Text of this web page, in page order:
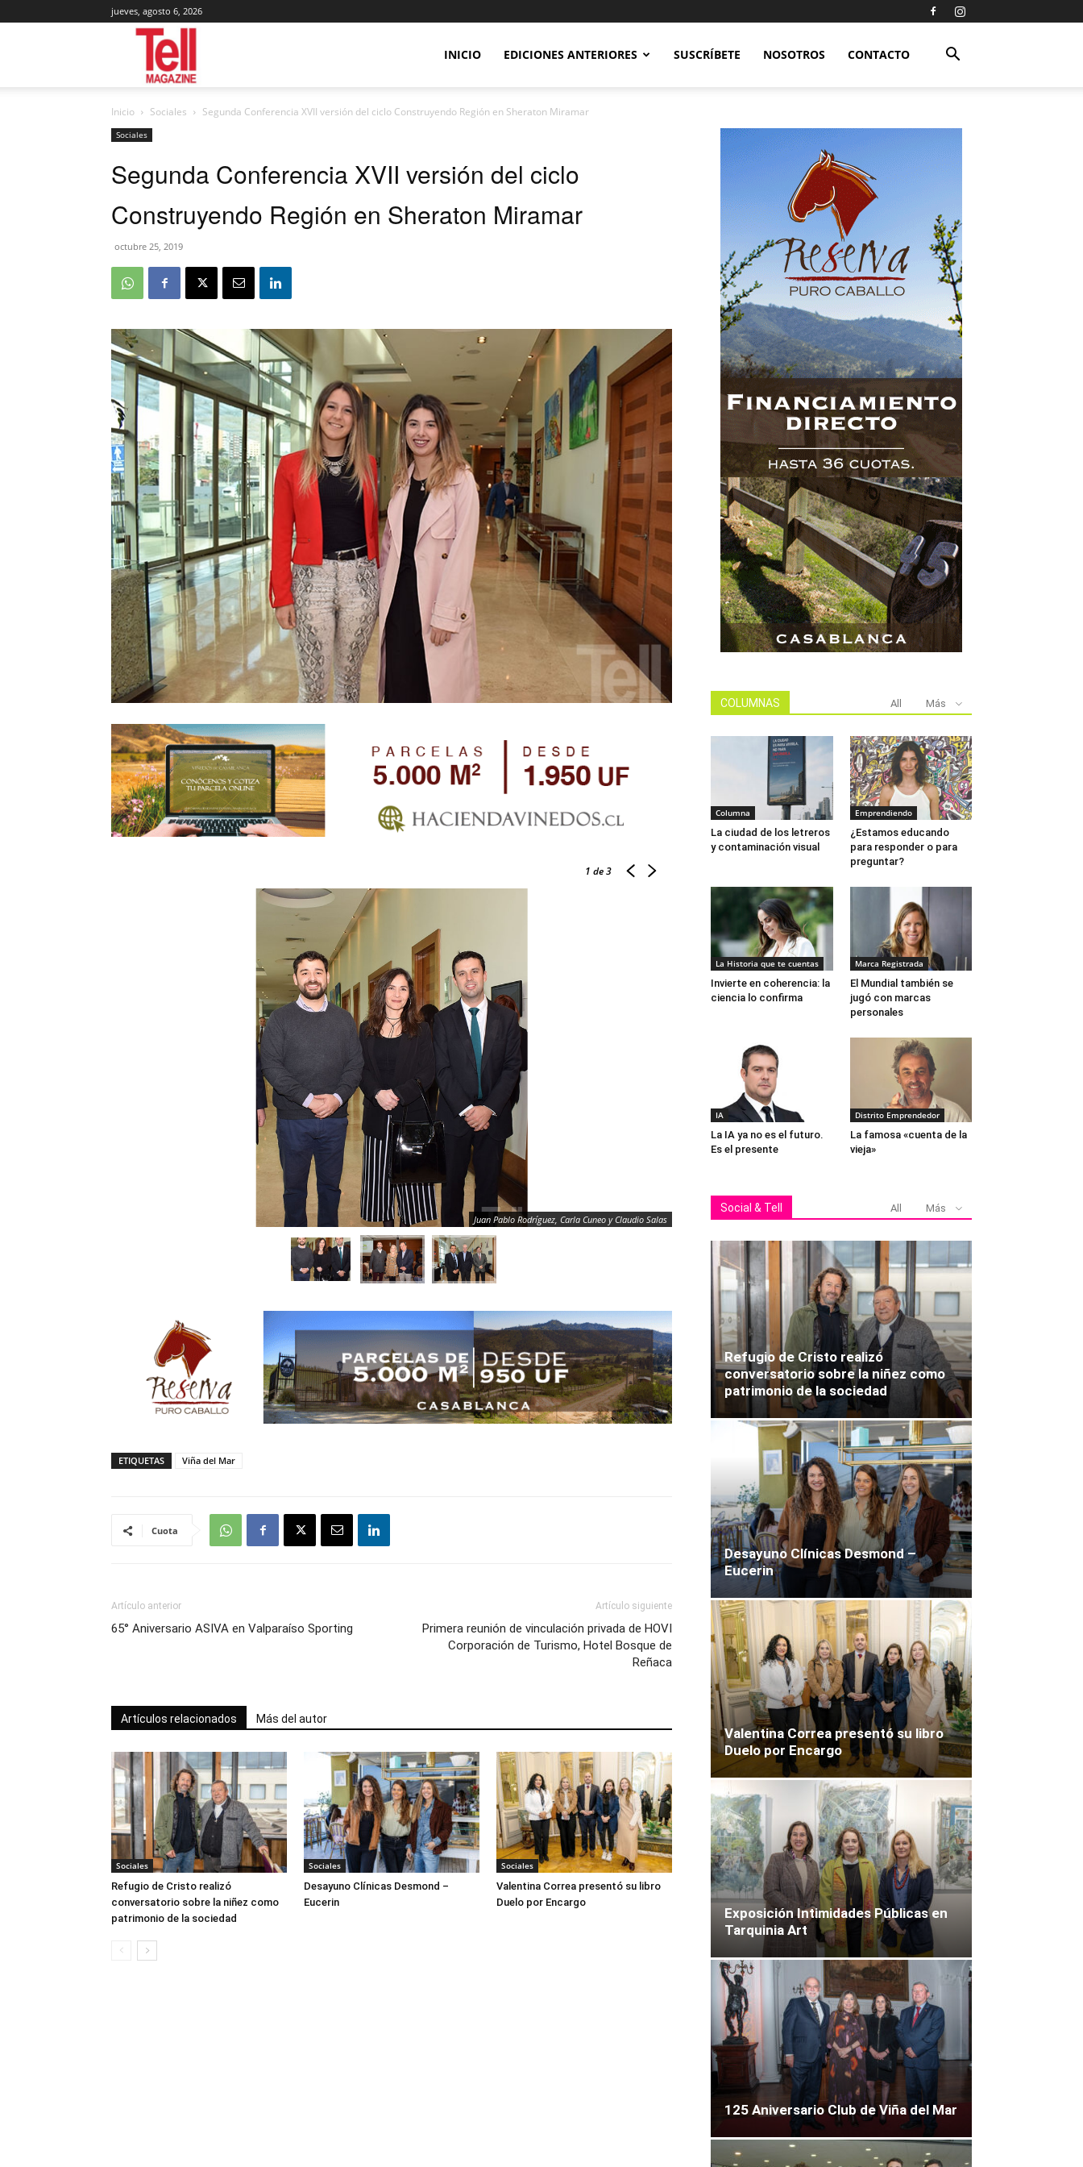
jueves, agosto 6, 2026
Magazine
INICIO EDICIONES ANTERIORES SUSCRÍBETE NOSOTROS CONTACTO
Inicio Sociales Segunda Conferencia XVII versión del ciclo Construyendo Región en Sheraton Miramar
Sociales
Segunda Conferencia XVII versión del ciclo
Construyendo Región en Sheraton Miramar
octubre 25, 2019
1 de 3
Juan Pablo Rodríguez, Carla Cuneo y Claudio Salas
ETIQUETAS Viña del Mar
Cuota
Artículo anterior
65° Aniversario ASIVA en Valparaíso Sporting
Artículo siguiente
Primera reunión de vinculación privada de HOVI
Corporación de Turismo, Hotel Bosque de
Reñaca
Artículos relacionados Más del autor
Sociales
Refugio de Cristo realizó
conversatorio sobre la niñez como
patrimonio de la sociedad
Sociales
Desayuno Clínicas Desmond –
Eucerin
Sociales
Valentina Correa presentó su libro
Duelo por Encargo
COLUMNAS All Más
Columna
La ciudad de los letreros
y contaminación visual
Emprendiendo
¿Estamos educando
para responder o para
preguntar?
La Historia que te cuentas
Invierte en coherencia: la
ciencia lo confirma
Marca Registrada
El Mundial también se
jugó con marcas
personales
IA
La IA ya no es el futuro.
Es el presente
Distrito Emprendedor
La famosa «cuenta de la
vieja»
Social & Tell All Más
Refugio de Cristo realizó
conversatorio sobre la niñez como
patrimonio de la sociedad
Desayuno Clínicas Desmond –
Eucerin
Valentina Correa presentó su libro
Duelo por Encargo
Exposición Intimidades Públicas en
Tarquinia Art
125 Aniversario Club de Viña del Mar